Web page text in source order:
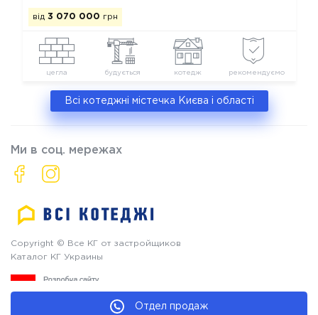
від 3 070 000 грн
цегла будується котедж рекомендуємо
Всі котеджні містечка Києва і області
Отдел продаж
Ми в соц. мережах
Copyright © Все КГ от застройщиков
Каталог КГ Украины